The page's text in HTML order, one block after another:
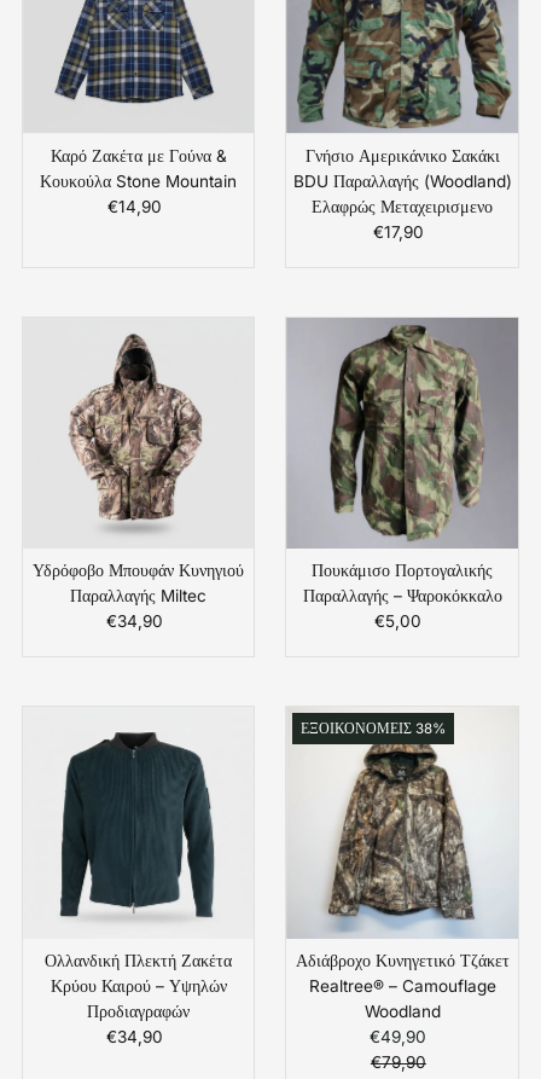
Καρό Ζακέτα με Γούνα &
Κουκούλα Stone Mountain
Κανονική
€14,90
Γνήσιο Αμερικάνικο Σακάκι
BDU Παραλλαγής (Woodland)
Ελαφρώς Μεταχειρισμενο
Κανονική
€17,90
Υδρόφοβο Μπουφάν Κυνηγιού
Παραλλαγής Miltec
Κανονική
€34,90
Πουκάμισο Πορτογαλικής
Παραλλαγής – Ψαροκόκκαλο
Κανονική
€5,00
Ολλανδική Πλεκτή Ζακέτα
Κρύου Καιρού – Υψηλών
Προδιαγραφών
Κανονική
€34,90
ΕΞΟΙΚΟΝΟΜΕΙΣ 38%
Αδιάβροχο Κυνηγετικό Τζάκετ
Realtree® – Camouflage
Woodland
Τιμή
Πώλησης
€49,90
Κανονική
€79,90